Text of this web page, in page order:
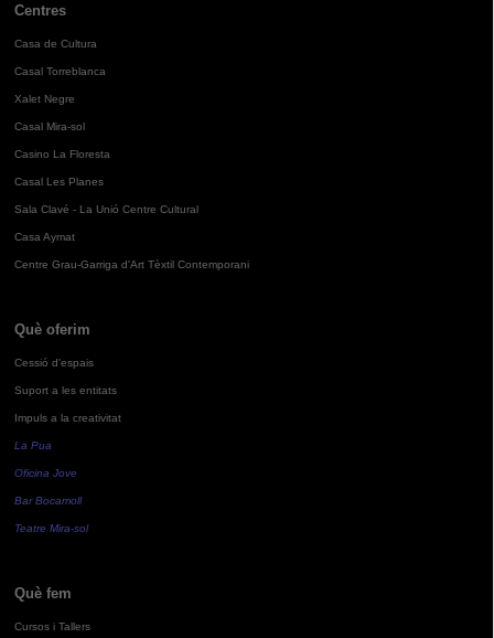
Centres
Casa de Cultura
Casal Torreblanca
Xalet Negre
Casal Mira-sol
Casino La Floresta
Casal Les Planes
Sala Clavé - La Unió Centre Cultural
Casa Aymat
Centre Grau-Garriga d'Art Tèxtil Contemporani
Què oferim
Cessió d'espais
Suport a les entitats
Impuls a la creativitat
La Pua
Oficina Jove
Bar Bocamoll
Teatre Mira-sol
Què fem
Cursos i Tallers